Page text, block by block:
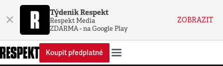
× Týdeník Respekt
Respekt Media
ZDARMA - na Google Play
ZOBRAZIT
Koupit předplatné